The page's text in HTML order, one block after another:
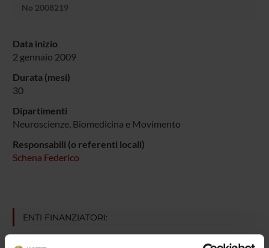
No 2008219
Data inizio
2 gennaio 2009
Durata (mesi)
30
Dipartimenti
Neuroscienze, Biomedicina e Movimento
Responsabili (o referenti locali)
Schena Federico
ENTI FINANZIATORI: